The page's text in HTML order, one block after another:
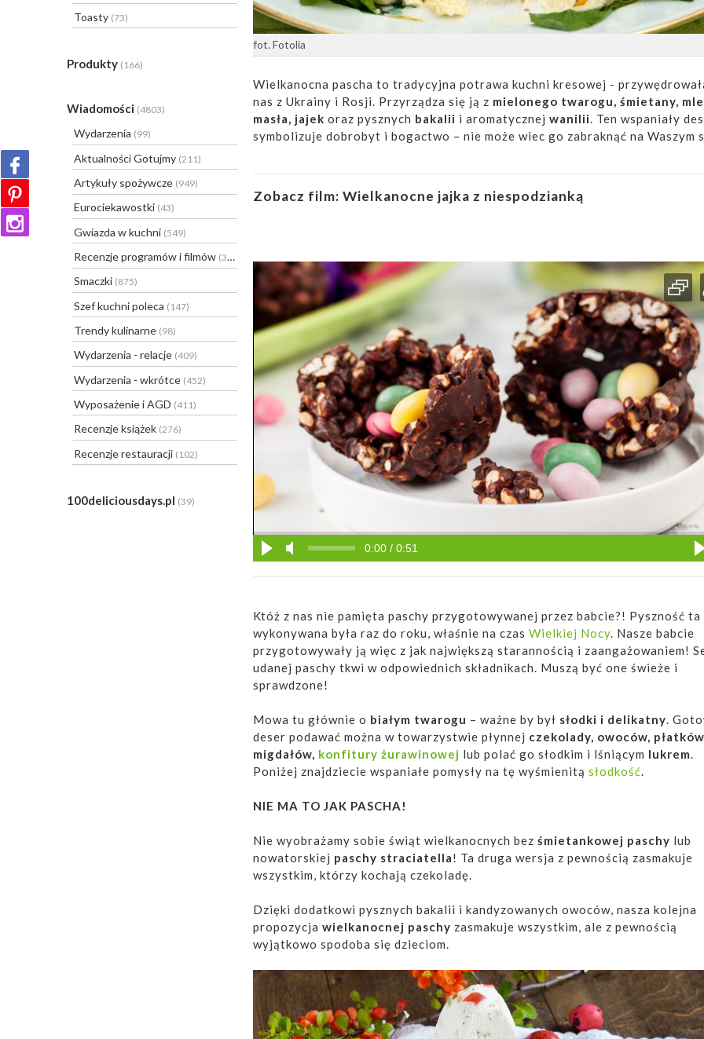
Toasty (73)
Produkty (166)
Wiadomości (4803)
Wydarzenia (99)
Aktualności Gotujmy (211)
Artykuły spożywcze (949)
Eurociekawostki (43)
Gwiazda w kuchni (549)
Recenzje programów i filmów (31)
Smaczki (875)
Szef kuchni poleca (147)
Trendy kulinarne (98)
Wydarzenia - relacje (409)
Wydarzenia - wkrótce (452)
Wyposażenie i AGD (411)
Recenzje książek (276)
Recenzje restauracji (102)
100deliciousdays.pl (39)
fot. Fotolia
Wielkanocna pascha to tradycyjna potrawa kuchni kresowej -
nas z Ukrainy i Rosji. Przyrządza się ją z mielonego twarogu, śmietany,
masła, jajek oraz pysznych bakalii i aromatycznej wanilii
. Ten wspaniały
symbolizuje dobrobyt i bogactwo – nie może wiec go zabraknąć na Waszym
Zobacz film: Wielkanocne jajka z niespodzianką
0:00 / 0:51
Któż z nas nie pamięta paschy przygotowywanej przez babcie?! Pyszność ta
wykonywana była raz do roku, właśnie na czas Wielkiej Nocy . Nasze babcie
przygotowywały ją więc z jak największą starannością i zaangażowaniem!
udanej paschy tkwi w odpowiednich składnikach. Muszą być one świeże i
sprawdzone!
Mowa tu głównie o białym twarogu – ważne by był słodki i delikatny .
deser podawać można w towarzystwie płynnej czekolady, owoców, płatków
migdałów, konfitury żurawinowej lub polać go słodkim i lśniącym lukrem
Poniżej znajdziecie wspaniałe pomysły na tę wyśmienitą słodkość
NIE MA TO JAK PASCHA!
Nie wyobrażamy sobie świąt wielkanocnych bez śmietankowej paschy lub
nowatorskiej paschy straciatella! Ta druga wersja z pewnością zasmakuje
wszystkim, którzy kochają czekoladę.
Dzięki dodatkowi pysznych bakalii i kandyzowanych owoców, nasza kolejna
propozycja wielkanocnej paschy zasmakuje wszystkim, ale z pewnością
wyjątkowo spodoba się dzieciom.